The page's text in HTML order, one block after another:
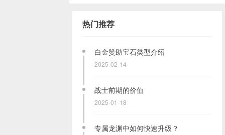
热门推荐
白金赞助宝石类型介绍
2025-02-14
战士前期的价值
2025-01-18
专属龙渊中如何快速升级？